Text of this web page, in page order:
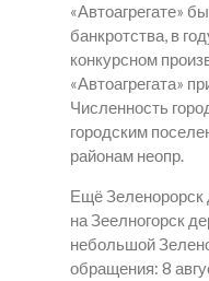
«Автоагрегате»
банкротства, в
конкурсном
«Автоагрегата»
Численность
городским
районам неопр.
Ещё
на Зеелногорск
небольшой
обращения: 8